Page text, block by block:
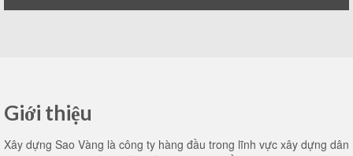
Giới thiệu
Xây dựng Sao Vàng là công ty hàng đầu trong lĩnh vực xây dựng dân